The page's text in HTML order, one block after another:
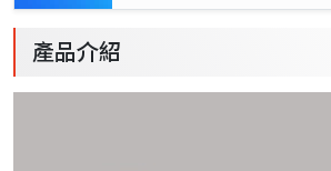
產品介紹